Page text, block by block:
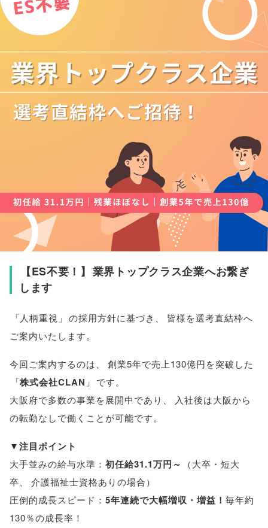
【ES不要！ 】 業界トップクラス企業へお繋ぎ
します
「人柄重視 」 の採用方針に基づき 皆様を選考直結枠へ
ご案内いたします。
今回ご案内するのは
創業5年で売上130億円を突破した
「株式会社CLAN 」 です。
大阪府で多数の事業を展開中であり
入社後は大阪から
の転勤なしで働くことが可能です。
▼注目ポイント
大手並みの給与水準： 初任給31.1万円～ （大卒・短大
卒
介護福祉士資格ありの場合）
圧倒的成長スピード： 5年連続で大幅増収・増益！ 毎年約
130％の成長率！